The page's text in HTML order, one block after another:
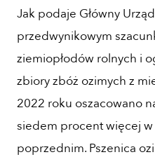
Jak podaje Główny
przedwynikowym
ziemiopłodów rolnych i
zbiory zbóż ozimych z
2022 roku oszacowano
siedem procent więcej
poprzednim. Pszenica